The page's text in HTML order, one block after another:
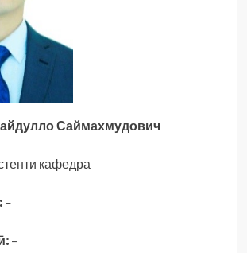
Саймахмудович
кафедра
–
–